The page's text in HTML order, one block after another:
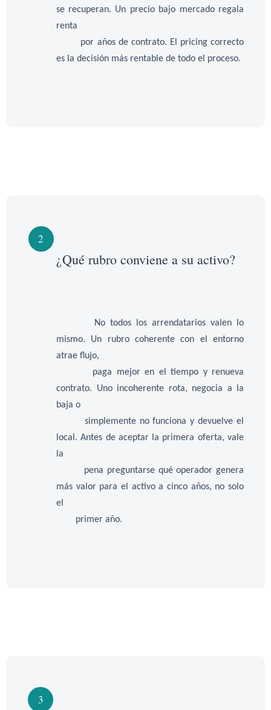
se recuperan. Un precio bajo mercado regala
renta
por años de contrato. El pricing correcto
es la decisión más rentable de todo el proceso.
2
¿Qué rubro conviene a su activo?
No todos los arrendatarios valen lo
mismo. Un rubro coherente con el entorno
atrae flujo,
paga mejor en el tiempo y renueva
contrato. Uno incoherente rota, negocia a la
baja o
simplemente no funciona y devuelve el
local. Antes de aceptar la primera oferta, vale
la
pena preguntarse qué operador genera
más valor para el activo a cinco años, no solo
el
primer año.
3